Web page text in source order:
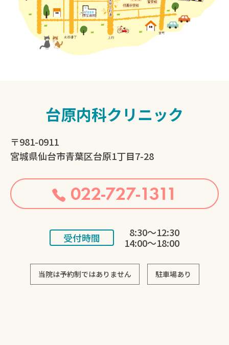
台原内科クリニック
〒981-0911
宮城県仙台市青葉区台原1丁目7-28
022-727-1311
受付時間
8:30～12:30
14:00～18:00
当院は予約制ではありません 駐車場あり